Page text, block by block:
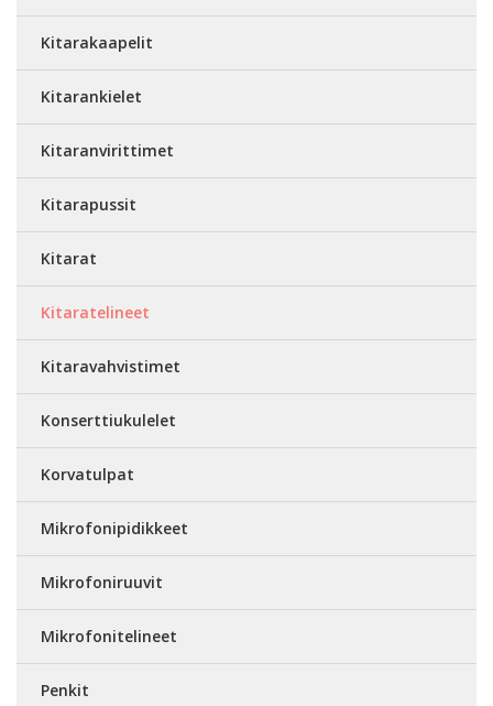
Kitarakaapelit
Kitarankielet
Kitaranvirittimet
Kitarapussit
Kitarat
Kitaratelineet
Kitaravahvistimet
Konserttiukulelet
Korvatulpat
Mikrofonipidikkeet
Mikrofoniruuvit
Mikrofonitelineet
Penkit